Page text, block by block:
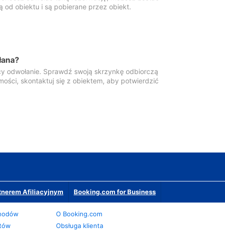
od obiektu i są pobierane przez obiekt.
odwołanie. Sprawdź swoją skrzynkę odbiorczą
skontaktuj się z obiektem, aby potwierdzić
Afiliacyjnym Booking.com for Business
O Booking.com
Obsługa klienta